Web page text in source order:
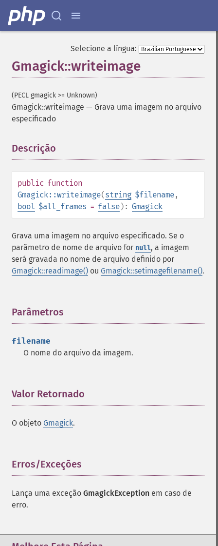
Selecione a língua:
Gmagick::writeimage
(PECL gmagick >= Unknown)
Gmagick::writeimage — Grava uma imagem no arquivo
especificado
Descrição
public function
Gmagick::writeimage(string $filename,
bool $all_frames = false): Gmagick
Grava uma imagem no arquivo especificado. Se o
parâmetro de nome de arquivo for null, a imagem
será gravada no nome de arquivo definido por
Gmagick::readimage() ou Gmagick::setimagefilename().
Parâmetros
filename
O nome do arquivo da imagem.
Valor Retornado
O objeto Gmagick.
Erros/Exceções
Lança uma exceção GmagickException em caso de
erro.
addimage
addnoiseimage
annotateimage
borderimage
charcoalimage
chopimage
clear
_​_​construct
cropimage
current
cyclecolormapimage
destroy
drawimage
embossimage
flipimage
flopimage
gammaimage
getcopyright
getimagebackgroundcolor